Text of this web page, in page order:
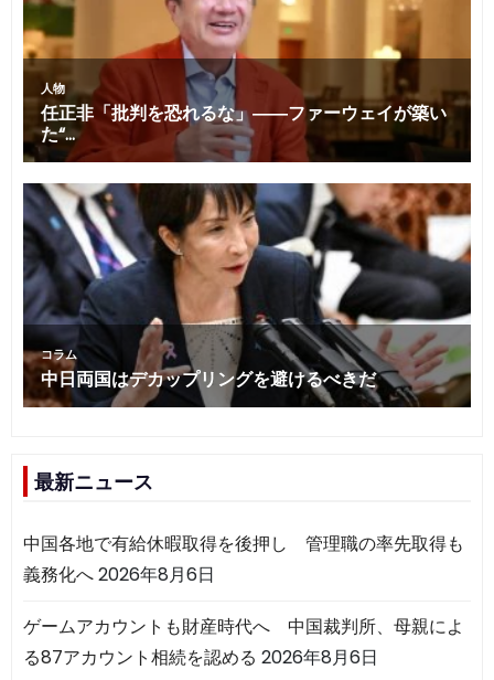
最新ニュース
中国各地で有給休暇取得を後押し 管理職の率先取得も
義務化へ2026年8月6日
ゲームアカウントも財産時代へ 中国裁判所、母親によ
る87アカウント相続を認める 2026年8月6日